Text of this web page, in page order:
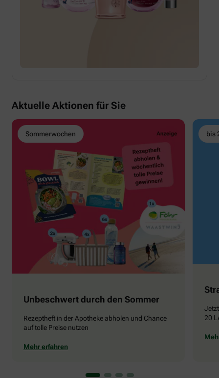
Aktuelle Aktionen für Sie
Sommerwochen
Unbeschwert durch den Sommer
Rezeptheft in der Apotheke abholen und Chance
auf tolle Preise nutzen
Mehr erfahren
bis
20